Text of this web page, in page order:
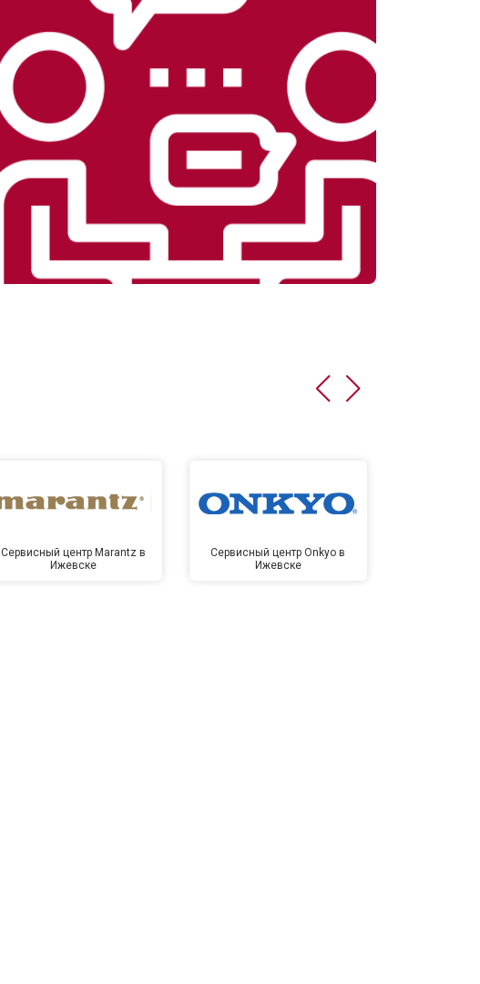
Сервисный центр Marantz в
Ижевске
Сервисный центр Onkyo в
Ижевске